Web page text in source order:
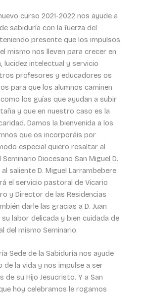
curso 2021-2022 nos ayude a
sabiduría con la fuerza del
presente que los impulsos
mismo nos lleven para crecer en
lucidez intelectual y servicio
profesores y educadores os
para que los alumnos caminen
los guías que ayudan a subir
y que en nuestro caso es la
Damos la bienvenida a los
que os incorporáis por
especial quiero resaltar al
Diocesano San Miguel D.
saliente D. Miguel Larrambebere
el servicio pastoral de Vicario
y Director de las Residencias
darle las gracias a D. Juan
labor delicada y bien cuidada de
del mismo Seminario.
Sede de la Sabiduría nos ayude
la vida y nos impulse a ser
su Hijo Jesucristo. Y a San
hoy celebramos le rogamos